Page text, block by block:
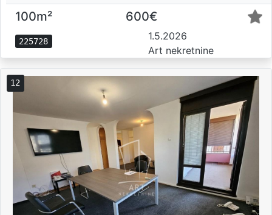
100m² 600€
225728
1.5.2026
Art nekretnine
12